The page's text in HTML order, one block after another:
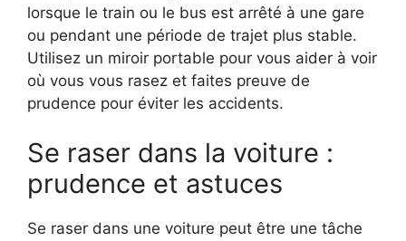
lorsque le train ou le bus est arrêté à une gare
ou pendant une période de trajet plus stable.
Utilisez un miroir portable pour vous aider à voir
où vous vous rasez et faites preuve de
prudence pour éviter les accidents.
Se raser dans la voiture :
prudence et astuces
Se raser dans une voiture peut être une tâche